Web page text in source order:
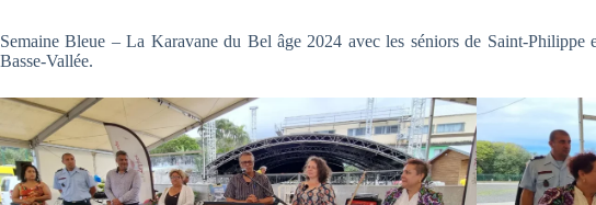
Semaine Bleue – La Karavane du Bel âge 2024 avec les séniors de Saint-Philippe
Basse-Vallée.